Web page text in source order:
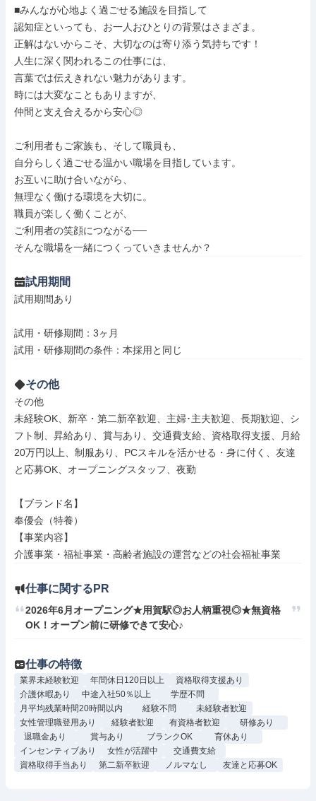
■みんなが心地よく過ごせる施設を目指して
認知症といっても、お一人おひとりの背景はさまざま。
正解はないからこそ、大切なのは寄り添う気持ちです！
人生に深く関われるこの仕事には、
言葉では伝えきれない魅力があります。
時には大変なこともありますが、
仲間と支え合えるから安心◎
ご利用者もご家族も、そして職員も、
自分らしく過ごせる温かい職場を目指しています。
お互いに助け合いながら、
無理なく働ける環境を大切に。
職員が楽しく働くことが、
ご利用者の笑顔につながる──
そんな職場を一緒につくっていきませんか？
試用期間
試用期間あり
試用・研修期間：3ヶ月
その他
その他
未経験OK、新卒・第二新卒歓迎、主婦･主夫歓迎、長期歓迎、シ
フト制、昇給あり、賞与あり、交通費支給、資格取得支援、月給
20万円以上、制服あり、PCスキルを活かせる・身に付く、友達
と応募OK、オープニングスタッフ、夜勤
【ブランド名】
奉優会（特養）
【事業内容】
介護事業・福祉事業・高齢者施設の運営などの社会福祉事業
仕事に関するPR
2026年6月オープニング★用賀駅◎お人柄重視◎★無資格
OK！オープン前に研修できて安心♪
仕事の特徴
業界未経験歓迎 年間休日120日以上
資格取得支援あり
介護休暇あり
中途入社50％以上
学歴不問
月平均残業時間20時間以内
経験不問
未経験者歓迎
女性管理職登用あり
経験者歓迎 有資格者歓迎
研修あり
退職金あり
賞与あり ブランクOK
育休あり
インセンティブあり
女性が活躍中
交通費支給
資格取得手当あり
第二新卒歓迎 ノルマなし 友達と応募OK